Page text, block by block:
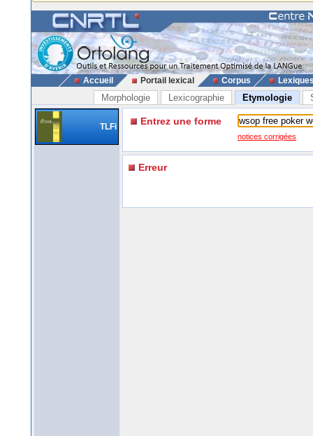
Accueil Portail lexical Corpus
Morphologie Lexicographie Etymologie
TLFi Entrez une forme
notices corrigées
Erreur